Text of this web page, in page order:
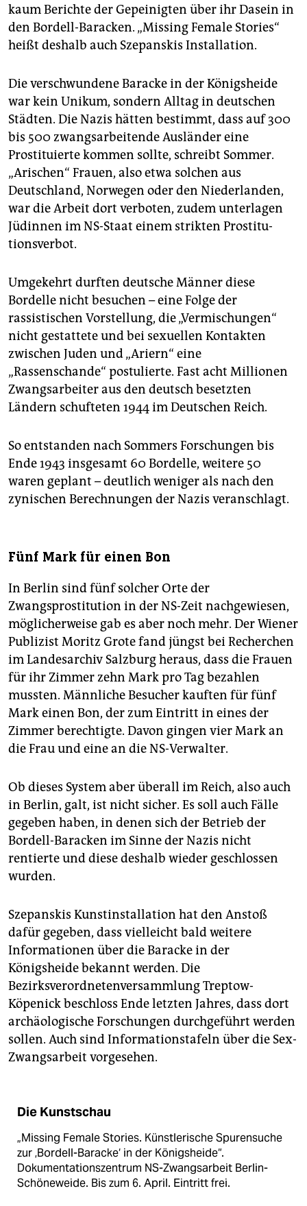
kaum Berichte der Gepeinigten über ihr Dasein in
den Bordell-Baracken. „Missing Female Stories“
heißt deshalb auch Szepanskis Installation.
Die verschwundene Baracke in der Königsheide
war kein Unikum, sondern Alltag in deutschen
Städten. Die Nazis hätten bestimmt, dass auf 300
bis 500 zwangsarbeitende Ausländer eine
Prostituierte kommen sollte, schreibt Sommer.
„Arischen“ Frauen, also etwa solchen aus
Deutschland, Norwegen oder den Niederlanden,
war die Arbeit dort verboten, zudem unterlagen
Jüdinnen im NS-Staat einem strikten Prostitu­
tionsverbot.
Umgekehrt durften deutsche Männer diese
Bordelle nicht besuchen – eine Folge der
rassistischen Vorstellung, die „Vermischungen“
nicht gestattete und bei sexuellen Kontakten
zwischen Juden und „Ariern“ eine
„Rassenschande“ postulierte. Fast acht Millionen
Zwangsarbeiter aus den deutsch besetzten
Ländern schufteten 1944 im Deutschen Reich.
So entstanden nach Sommers Forschungen bis
Ende 1943 insgesamt 60 Bordelle, weitere 50
waren geplant – deutlich weniger als nach den
zynischen Berechnungen der Nazis veranschlagt.
Fünf Mark für einen Bon
In Berlin sind fünf solcher Orte der
Zwangsprostitution in der NS-Zeit nachgewiesen,
möglicherweise gab es aber noch mehr. Der Wiener
Publizist Moritz Grote fand jüngst bei Recherchen
im Landesarchiv Salzburg heraus, dass die Frauen
für ihr Zimmer zehn Mark pro Tag bezahlen
mussten. Männliche Besucher kauften für fünf
Mark einen Bon, der zum Eintritt in eines der
Zimmer berechtigte. Davon gingen vier Mark an
die Frau und eine an die NS-Verwalter.
Ob dieses System aber überall im Reich, also auch
in Berlin, galt, ist nicht sicher. Es soll auch Fälle
gegeben haben, in denen sich der Betrieb der
Bordell-Baracken im Sinne der Nazis nicht
rentierte und diese deshalb wieder geschlossen
wurden.
Szepanskis Kunstinstallation hat den Anstoß
dafür gegeben, dass vielleicht bald weitere
Informationen über die Baracke in der
Königsheide bekannt werden. Die
Bezirksverordnetenversammlung Treptow-
Köpenick beschloss Ende letzten Jahres, dass dort
archäologische Forschungen durchgeführt werden
sollen. Auch sind Informationstafeln über die Sex-
Zwangsarbeit vorgesehen.
Die Kunstschau
„Missing Female Stories. Künstlerische Spurensuche
zur ‚Bordell-Baracke‘ in der Königsheide“.
Dokumentationszentrum NS-Zwangsarbeit Berlin-
Schöneweide. Bis zum 6. April. Eintritt frei.